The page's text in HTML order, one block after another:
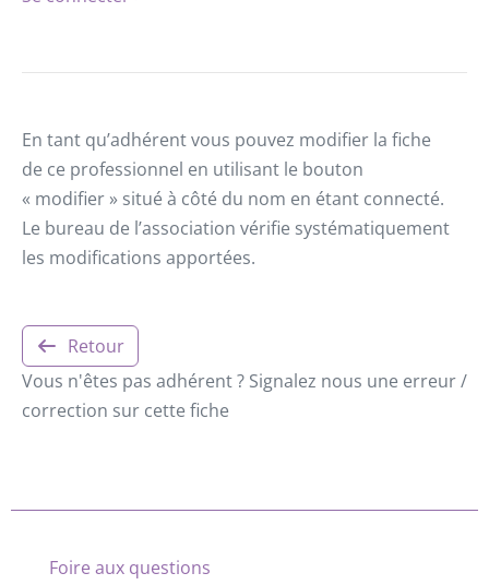
En tant qu’adhérent vous pouvez modifier la fiche
de ce professionnel en utilisant le bouton
« modifier » situé à côté du nom en étant connecté.
Le bureau de l’association vérifie systématiquement
les modifications apportées.
Retour
Vous n'êtes pas adhérent ? Signalez nous une erreur /
correction sur cette fiche
Foire aux questions